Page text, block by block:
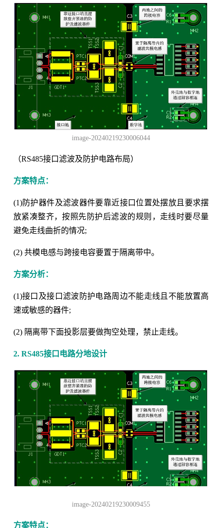
image-20240219230006044
（RS485接口滤波及防护电路布局）
方案特点：
(1)防护器件及滤波器件要靠近接口位置处摆放且要求摆
放紧凑整齐，按照先防护后滤波的规则，走线时要尽量
避免走线曲折的情况;
(2) 共模电感与跨接电容要置于隔离带中。
方案分析：
(1)接口及接口滤波防护电路周边不能走线且不能放置高
速或敏感的器件;
(2) 隔离带下面投影层要做掏空处理，禁止走线。
2. RS485接口电路分地设计
image-20240219230009455
方案特点：